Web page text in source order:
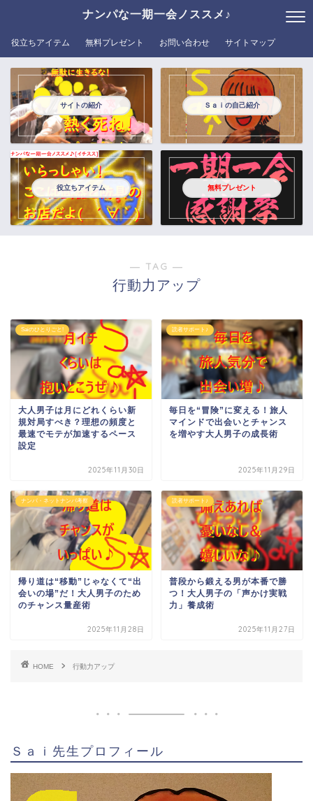
ナンパな一期一会ノススメ♪
役立ちアイテム 無料プレゼント お問い合わせ サイトマップ
サイトの紹介 Ｓａｉの自己紹介
役立ちアイテム 無料プレゼント
― TAG ―
行動力アップ
Saiのひとりごと!
大人男子は月にどれくらい新
規対局すべき？理想の頻度と
最速でモテが加速するペース
設定
2025年11月30日
読者サポート♪
毎日を“冒険”に変える！旅人
マインドで出会いとチャンス
を増やす大人男子の成長術
2025年11月29日
ナンパ・ネットナンパ考察
帰り道は“移動”じゃなくて“出
会いの場”だ！大人男子のため
のチャンス量産術
2025年11月28日
読者サポート♪
普段から鍛える男が本番で勝
つ！大人男子の「声かけ実戦
力」養成術
2025年11月27日
HOME 行動力アップ
Ｓａｉ先生プロフィール